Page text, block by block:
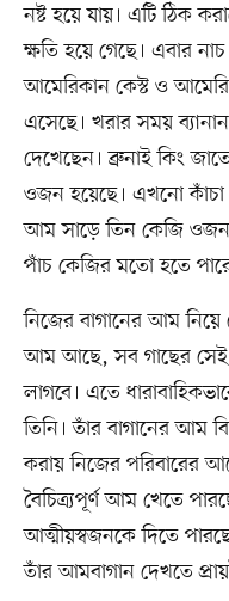
নষ্ট হয়ে যায়। এটি ঠিক
ক্ষতি হয়ে গেছে। এবার
আমেরিকান কেস্ট ও
এসেছে। খরার সময়
দেখেছেন। ব্রুনাই কিং
ওজন হয়েছে। এখনো
আম সাড়ে তিন কেজি
পাঁচ কেজির মতো হতে
নিজের বাগানের আম নিয়ে
আম আছে, সব গাছের
লাগবে। এতে
তিনি। তাঁর বাগানের আম
করায় নিজের পরিবারের
বৈচিত্র্যপূর্ণ আম খেতে
আত্মীয়স্বজনকে দিতে
তাঁর আমবাগান দেখতে